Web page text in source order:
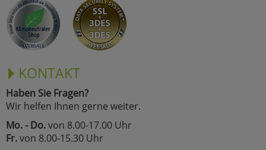
KONTAKT
Haben Sie Fragen?
Wir helfen Ihnen gerne weiter.
Mo. - Do.von 8.00-17.00 Uhr
Fr.von 8.00-15.30 Uhr
Marketing
Alle Akzeptieren
Cookies
Einstellungen speichern